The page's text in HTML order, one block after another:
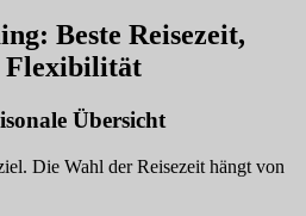
Beste Reisezeit,
Flexibilität
Übersicht
Die Wahl der Reisezeit hängt von